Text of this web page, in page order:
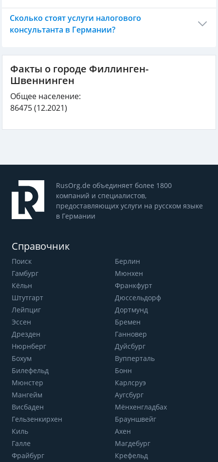
Сколько стоят услуги налогового
консультанта в Германии?
Факты о городе Филлинген-
Швеннинген
Общее население:
86475(12.2021)
RusOrg.de объединяет более 1800
компаний и специалистов,
предоставляющих услуги на русском языке
в Германии
Справочник
Поиск
Берлин
Гамбург
Мюнхен
Кёльн
Франкфурт
Штутгарт
Дюссельдорф
Лейпциг
Дортмунд
Эссен
Бремен
Дрезден
Ганновер
Нюрнберг
Дуйсбург
Бохум
Вупперталь
Билефельд
Бонн
Мюнстер
Карлсруэ
Мангейм
Аугсбург
Висбаден
Мёнхенгладбах
Гельзенкирхен
Брауншвейг
Киль
Ахен
Галле
Магдебург
Фрайбург
Крефельд